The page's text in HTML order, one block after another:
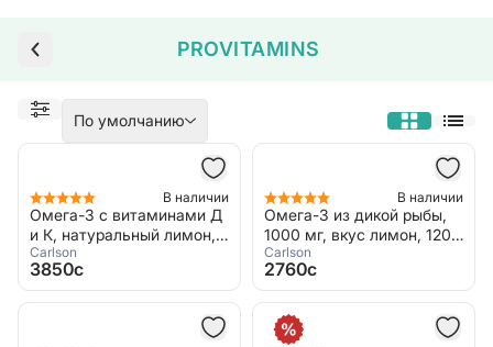
PROVITAMINS
По умолчанию
В наличии
Омега-3 с витаминами Д
и К, натуральный лимон,
90 капсул, Carlson, Elite
Omega-3 plus D and K
Carlson
3850c
В наличии
Омега-3 из дикой рыбы,
1000 мг, вкус лимон, 120
капсул, Carlson, EcoSmart
Omega-3
Carlson
2760c